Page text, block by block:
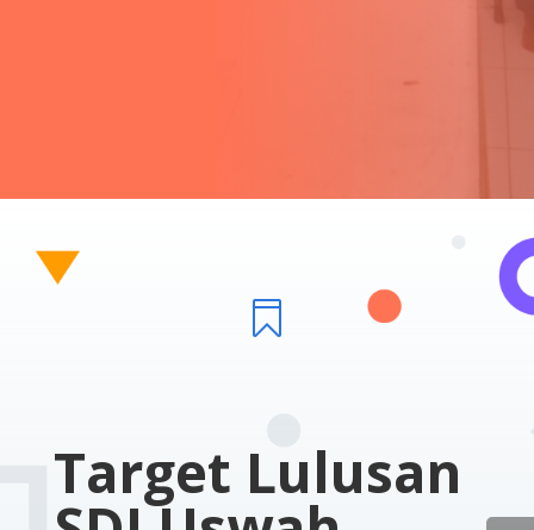

Target Lulusan